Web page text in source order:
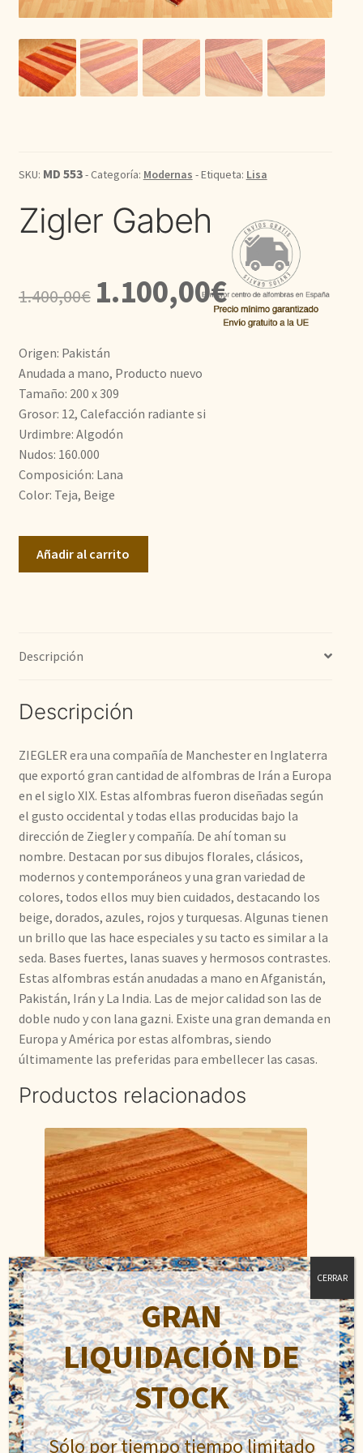
Redondas
Pasillo
SKU: MD 553- Categoría: Modernas - Etiqueta: Lisa
Zigler Gabeh
1.400,00€
El
precio
era:
1.400,00€.
1.100,00€El
precio
Origen: Pakistán
Anudada a mano, Producto nuevo
Tamaño: 200 x 309
Grosor: 12, Calefacción radiante si
Urdimbre: Algodón
Nudos: 160.000
Composición: Lana
Color: Teja, Beige
Añadir al carrito
Descripción
Descripción
ZIEGLER era una compañía de Manchester en Inglaterra
que exportó gran cantidad de alfombras de Irán a Europa
en el siglo XIX. Estas alfombras fueron diseñadas según
el gusto occidental y todas ellas producidas bajo la
dirección de Ziegler y compañía. De ahí toman su
nombre. Destacan por sus dibujos florales, clásicos,
modernos y contemporáneos y una gran variedad de
colores, todos ellos muy bien cuidados, destacando los
beige, dorados, azules, rojos y turquesas. Algunas tienen
un brillo que las hace especiales y su tacto es similar a la
seda. Bases fuertes, lanas suaves y hermosos contrastes.
Estas alfombras están anudadas a mano en Afganistán,
Pakistán, Irán y La India. Las de mejor calidad son las de
doble nudo y con lana gazni. Existe una gran demanda en
Europa y América por estas alfombras, siendo
últimamente las preferidas para embellecer las casas.
Productos relacionados
Lori Buft
El El
GRAN
LIQUIDACIÓN DE
STOCK
Sólo por tiempo tiempo limitado
CERRAR